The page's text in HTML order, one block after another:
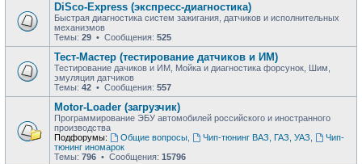
DiSco-Express (экспресс-диагностика)
Быстрая диагностика систем зажигания, датчиков и исполнительных
механизмов
Темы: 29 • Сообщения: 525
Тест-Мастер (тестирование датчиков и ИМ)
Тестирование дачиков и ИМ, Мойка и диагностика форсунок, Шим,
эмуляция датчиков
Темы: 42 • Сообщения: 557
Motor-Loader (загрузчик)
Программирование ЭБУ автомобилей российского и иностранного
производства
Подфорумы:
Общие вопросы, Чип-тюнинг ВАЗ, ГАЗ, УАЗ
Чип-
тюнинг иномарок
Темы: 796 • Сообщения: 15796